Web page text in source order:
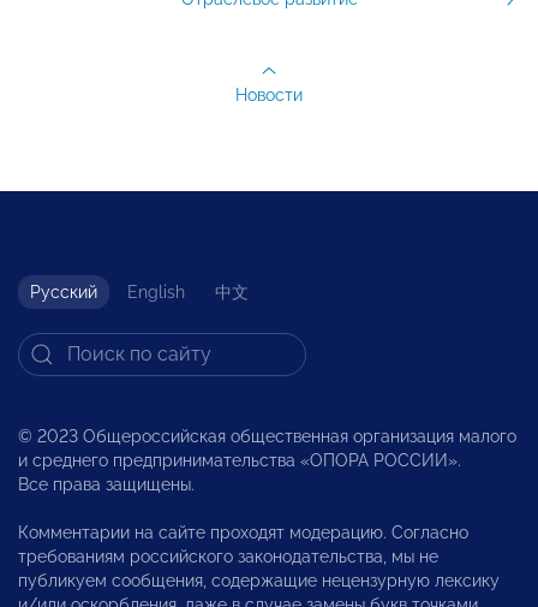
Новости
Русский English 中文
© 2023 Общероссийская общественная организация малого
и среднего предпринимательства «ОПОРА РОССИИ».
Все права защищены.
Комментарии на сайте проходят модерацию. Согласно
требованиям российского законодательства, мы не
публикуем сообщения, содержащие нецензурную лексику